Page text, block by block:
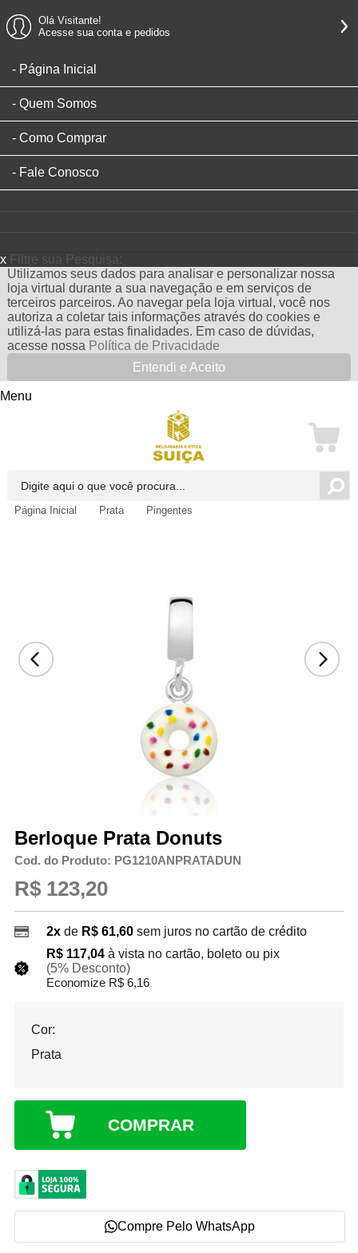
Olá Visitante!
Acesse sua conta e pedidos
Página Inicial
Quem Somos
Como Comprar
Fale Conosco
x Filtre sua Pesquisa:
Utilizamos seus dados para analisar e personalizar nossa
loja virtual durante a sua navegação e em serviços de
terceiros parceiros. Ao navegar pela loja virtual, você nos
autoriza a coletar tais informações através do cookies e
utilizá-las para estas finalidades. Em caso de dúvidas,
acesse nossa Política de Privacidade
Entendi e Aceito
Menu
Página Inicial Prata Pingentes
Berloque Prata Donuts
Cod. do Produto: PG1210ANPRATADUN
R$ 123,20
2xde R$ 61,60 sem juros no cartão de crédito
R$ 117,04 à vista no cartão, boleto ou pix
(5% Desconto)
Economize R$ 6,16
Cor:
Prata
COMPRAR
Compre Pelo WhatsApp